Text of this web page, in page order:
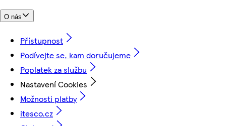
O nás
Přístupnost
Podívejte se, kam doručujeme
Poplatek za službu
Nastavení Cookies
Možnosti platby
itesco.cz